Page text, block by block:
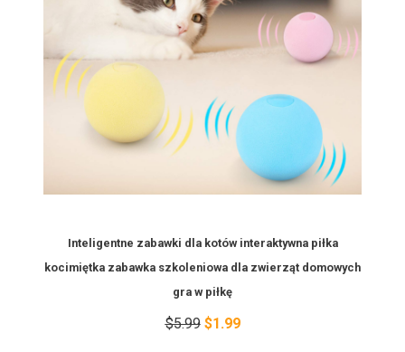
Inteligentne zabawki dla kotów interaktywna piłka
kocimiętka zabawka szkoleniowa dla zwierząt domowych
gra w piłkę
$5.99 $1.99